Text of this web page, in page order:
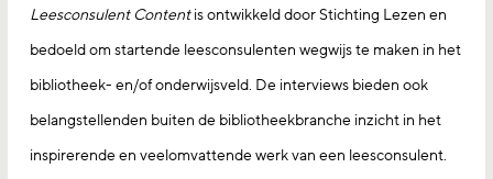
Leesconsulent Contentis ontwikkeld door Stichting Lezen en
bedoeld om startende leesconsulenten wegwijs te maken in het
bibliotheek- en/of onderwijsveld. De interviews bieden ook
belangstellenden buiten de bibliotheekbranche inzicht in het
inspirerende en veelomvattende werk van een leesconsulent.